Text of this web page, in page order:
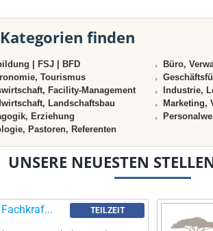
finden
| FSJ | BFD Büro,
Tourismus
Facility-Management Industrie,
Landschaftsbau Marketing,
Erziehung
Pastoren, Referenten
UNSERE NEUESTEN
TEILZEIT